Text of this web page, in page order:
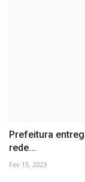
Prefeitura
rede...
Fev 15, 2023